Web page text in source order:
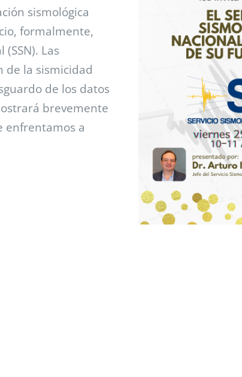
sismológica
formalmente,
Las
de la sismicidad
de los datos
brevemente
enfrentamos a